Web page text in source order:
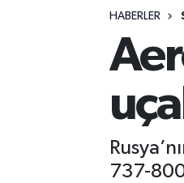
HABERLER
737-